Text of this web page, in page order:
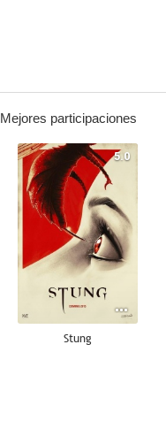
Mejores participaciones
5.0
Stung